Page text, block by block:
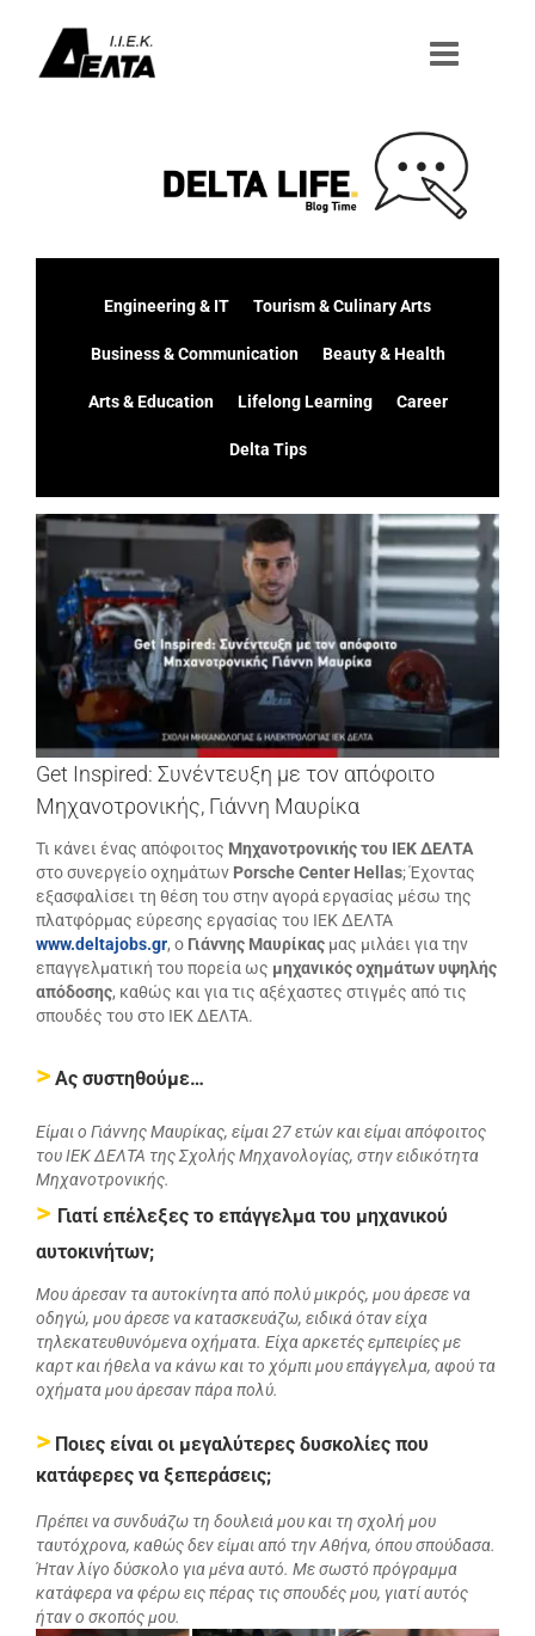
περιεχόμενο
Engineering & IT Tourism & Culinary Arts
Business & Communication Beauty & Health
Arts & Education Lifelong Learning Career
Delta Tips
Προβολή
μεγαλύτερης
εικόνας
Get Inspired: Συνέντευξη με τον απόφοιτο
Μηχανοτρονικής, Γιάννη Μαυρίκα
Τι κάνει ένας απόφοιτος Μηχανοτρονικής του ΙΕΚ ΔΕΛΤΑ
στο συνεργείο οχημάτων Porsche Center Hellas; Έχοντας
εξασφαλίσει τη θέση του στην αγορά εργασίας μέσω της
πλατφόρμας εύρεσης εργασίας του ΙΕΚ ΔΕΛΤΑ
www.deltajobs.gr, ο Γιάννης Μαυρίκας μας μιλάει για την
επαγγελματική του πορεία ως μηχανικός οχημάτων υψηλής
απόδοσης, καθώς και για τις αξέχαστες στιγμές από τις
σπουδές του στο ΙΕΚ ΔΕΛΤΑ.
> Ας συστηθούμε…
Είμαι ο Γιάννης Μαυρίκας, είμαι 27 ετών και είμαι απόφοιτος
του ΙΕΚ ΔΕΛΤΑ της Σχολής Μηχανολογίας, στην ειδικότητα
Μηχανοτρονικής.
> Γιατί επέλεξες το επάγγελμα του μηχανικού
αυτοκινήτων;
Μου άρεσαν τα αυτοκίνητα από πολύ μικρός, μου άρεσε να
οδηγώ, μου άρεσε να κατασκευάζω, ειδικά όταν είχα
τηλεκατευθυνόμενα οχήματα. Είχα αρκετές εμπειρίες με
καρτ και ήθελα να κάνω και το χόμπι μου επάγγελμα, αφού τα
οχήματα μου άρεσαν πάρα πολύ.
> Ποιες είναι οι μεγαλύτερες δυσκολίες που
κατάφερες να ξεπεράσεις;
Πρέπει να συνδυάζω τη δουλειά μου και τη σχολή μου
ταυτόχρονα, καθώς δεν είμαι από την Αθήνα, όπου σπούδασα.
Ήταν λίγο δύσκολο για μένα αυτό. Με σωστό πρόγραμμα
κατάφερα να φέρω εις πέρας τις σπουδές μου, γιατί αυτός
ήταν ο σκοπός μου.